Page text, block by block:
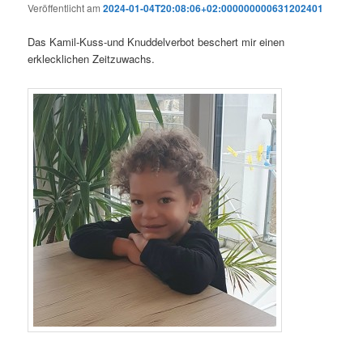
Veröffentlicht am2024-01-04T20:08:06+02:000000000631202401
Das Kamil-Kuss-und Knuddelverbot beschert mir einen
erklecklichen Zeitzuwachs.